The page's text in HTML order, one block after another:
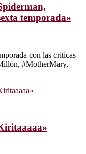
temporada»
con las críticas
#MotherMary,